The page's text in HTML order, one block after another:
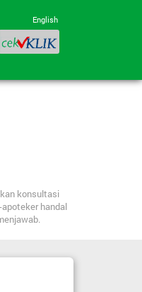
English
konsultasi
handal